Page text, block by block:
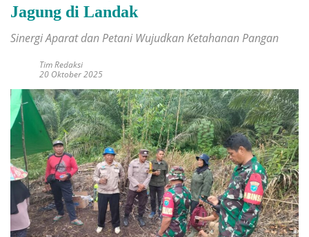
Jagung di Landak
Sinergi Aparat dan Petani Wujudkan Ketahanan Pangan
Tim Redaksi
20 Oktober 2025